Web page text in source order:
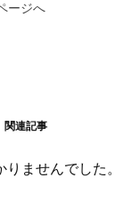
ージへ
関連記事
ませんでした。